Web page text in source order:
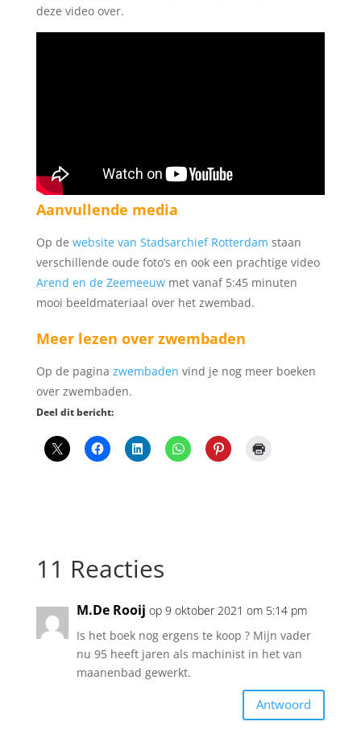
deze video over.
Aanvullende media
Op de website van Stadsarchief Rotterdam staan
verschillende oude foto’s en ook een prachtige video
Arend en de Zeemeeuwmet vanaf 5:45 minuten
mooi beeldmateriaal over het zwembad.
Meer lezen over zwembaden
Op de pagina zwembaden vind je nog meer boeken
over zwembaden.
Deel dit bericht:
11 Reacties
M.De Rooij op 9 oktober 2021 om 5:14 pm
Is het boek nog ergens te koop ? Mijn vader
nu 95 heeft jaren als machinist in het van
maanenbad gewerkt.
Antwoord